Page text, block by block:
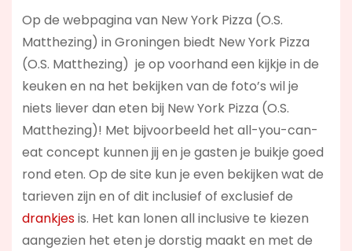
Op de webpagina van New York Pizza (O.S.
Matthezing) in Groningen biedt New York Pizza
(O.S. Matthezing) je op voorhand een kijkje in de
keuken en na het bekijken van de foto’s wil je
niets liever dan eten bij New York Pizza (O.S.
Matthezing)! Met bijvoorbeeld het all-you-can-
eat concept kunnen jij en je gasten je buikje goed
rond eten. Op de site kun je even bekijken wat de
tarieven zijn en of dit inclusief of exclusief de
drankjesis. Het kan lonen all inclusive te kiezen
aangezien het eten je dorstig maakt en met de